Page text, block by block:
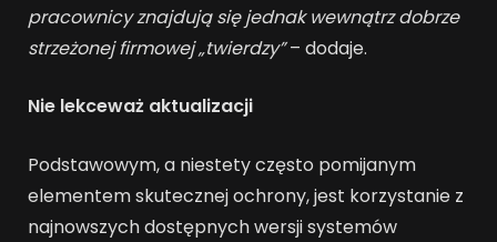
pracownicy znajdują się jednak wewnątrz dobrze
strzeżonej firmowej „twierdzy”– dodaje.
Nie lekceważ aktualizacji
Podstawowym, a niestety często pomijanym
elementem skutecznej ochrony, jest korzystanie z
najnowszych dostępnych wersji systemów